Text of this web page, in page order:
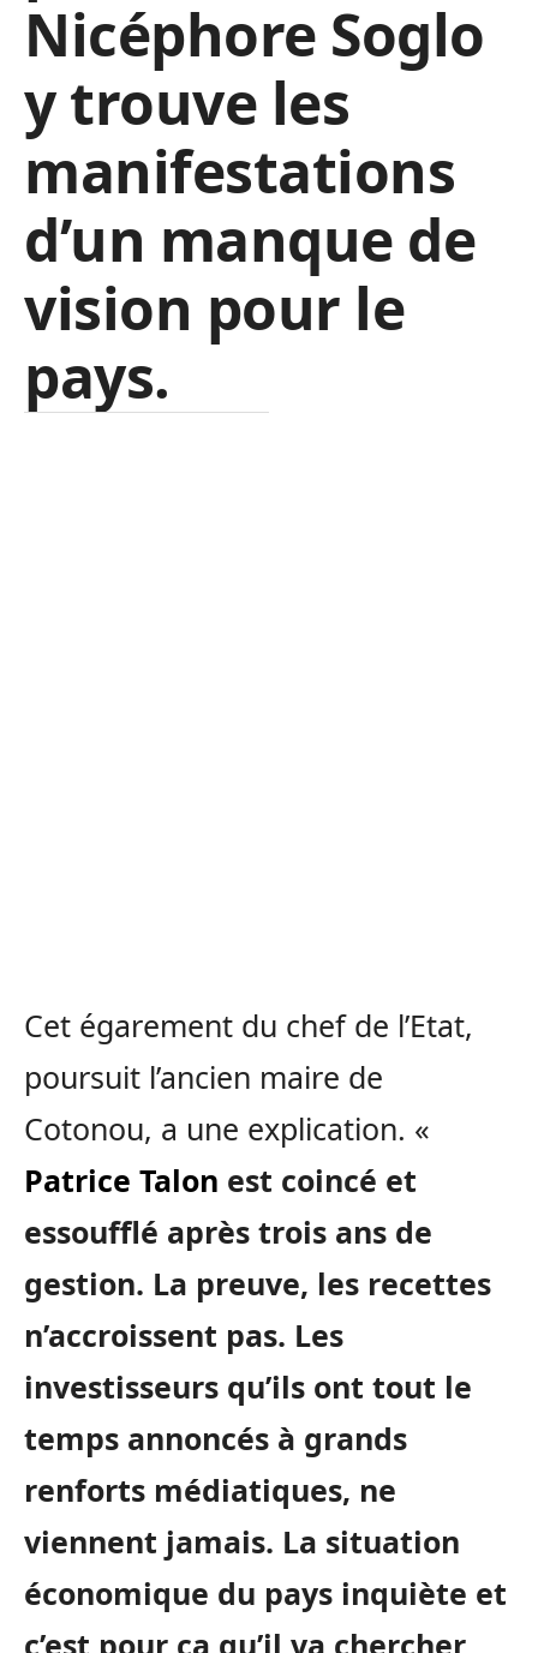
Nicéphore Soglo
y trouve les
manifestations
d’un manque de
vision pour le
pays.
Cet égarement du chef de l’Etat,
poursuit l’ancien maire de
Cotonou, a une explication. «
Patrice Talon est coincé et
essoufflé après trois ans de
gestion. La preuve, les recettes
n’accroissent pas. Les
investisseurs qu’ils ont tout le
temps annoncés à grands
renforts médiatiques, ne
viennent jamais. La situation
économique du pays inquiète et